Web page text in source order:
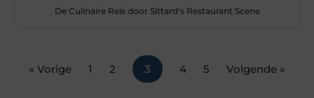
De Culinaire Reis door Sittard's Restaurant Scene
« Vorige 1 2 3 4 5 Volgende »